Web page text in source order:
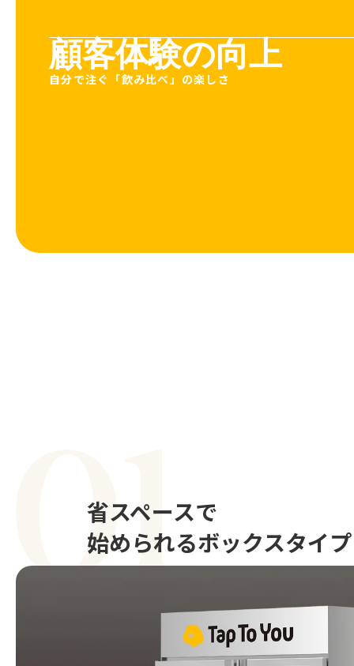
顧客体験の向上
自分で注ぐ「飲み比べ」の楽しさ
省スペースで
始められるボックスタイプ